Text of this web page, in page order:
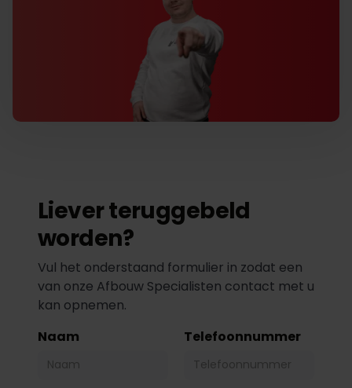
Liever teruggebeld
worden?
Vul het onderstaand formulier in zodat een
van onze Afbouw Specialisten contact met u
kan opnemen.
Naam
Telefoonnummer